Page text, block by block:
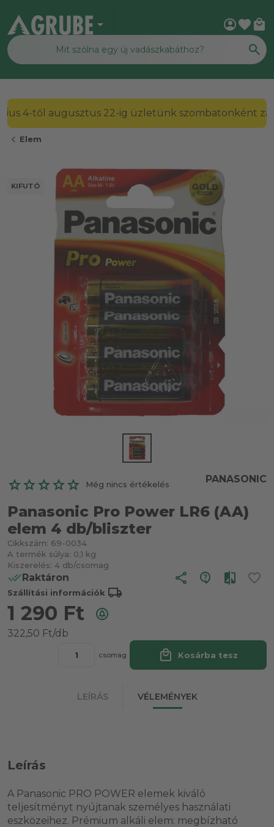
arrow_drop_down account_circlefavorite local_mall
2026. július 4-től augusztus 22-ig üzletünk
chevron_left Elem
KIFUTÓ
Még nincs értékelés PANASONIC
Panasonic Pro Power LR6 (AA)
elem 4 db/bliszter
Cikkszám: 69-0034
A termék súlya: 0,1 kg
Kiszerelés: 4 db/csomag
Raktáron share
Szállítási információk local_shipping
1 290 Ft
322,50 Ft/db
csomag local_mall Kosárba tesz
LEÍRÁS VÉLEMÉNYEK
Leírás
A Panasonic PRO POWER elemek kiváló
teljesítményt nyújtanak személyes használati
eszközeihez. Prémium alkáli elem: megbízható